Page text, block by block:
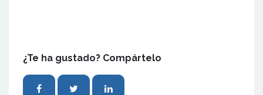
¿Te ha gustado? Compártelo